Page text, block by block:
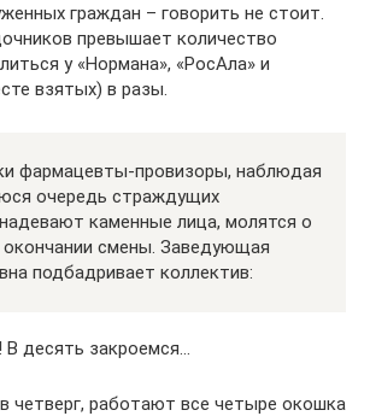
граждан – говорить не стоит.
превышает количество
у «Нормана», «РосАла» и
взятых) в разы.
фармацевты-провизоры, наблюдая
очередь страждущих
каменные лица, молятся о
окончании смены. Заведующая
подбадривает коллектив:
В десять закроемся…
четверг, работают все четыре окошка